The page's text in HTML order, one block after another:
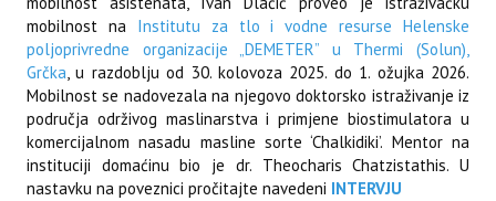
mobilnost na Institutu za tlo i vodne resurse Helenske
poljoprivredne organizacije „DEMETER” u Thermi (Solun),
Grčka, u razdoblju od 30. kolovoza 2025. do 1. ožujka 2026.
Mobilnost se nadovezala na njegovo doktorsko istraživanje iz
područja održivog maslinarstva i primjene biostimulatora u
komercijalnom nasadu masline sorte ‘Chalkidiki’. Mentor na
instituciji domaćinu bio je dr. Theocharis Chatzistathis. U
nastavku na poveznici pročitajte navedeni INTERVJU